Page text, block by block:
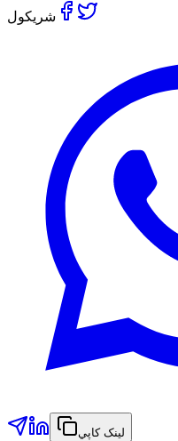
شریکول
لینک کاپي